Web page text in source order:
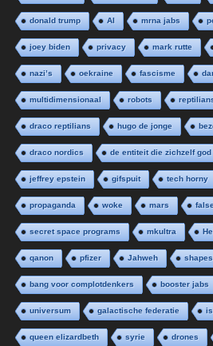
donald trump AI mrna jabs
joey biden privacy mark rutte
nazi’s oekraine fascisme
multidimensionaal robots
draco reptilians hugo de jonge
draco nordics de entiteit die zichzelf god
jeffrey epstein gifspuit tech horny
propaganda woke mars
secret space programs mkultra
qanon pfizer Jahweh
bang voor complotdenkers booster jabs
universum galactische federatie
queen elizardbeth syrie drones